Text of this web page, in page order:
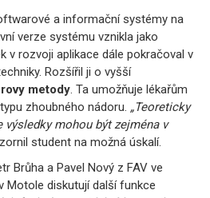
a informační systémy na
verze systému vznikla jako
v rozvoji aplikace dále pokračoval v
Rozšířil ji o vyšší
metody . Ta umožňuje lékařům
zhoubného nádoru. „Teoreticky
mohou být zejména v
student na možná úskalí.
Brůha a Pavel Nový z FAV ve
Motole diskutují další funkce